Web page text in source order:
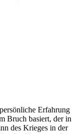
Erfahrung
Bruch basiert, der in
des Krieges in der